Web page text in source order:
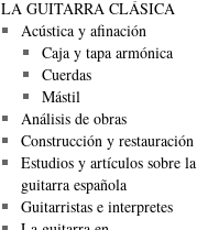
LA GUITARRA CLÁSICA
Acústica y afinación
Caja y tapa armónica
Cuerdas
Mástil
Análisis de obras
Construcción y restauración
Estudios y artículos sobre la
guitarra española
Guitarristas e interpretes